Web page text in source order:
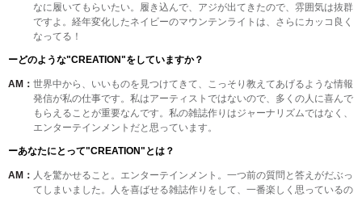
なに履いてもらいたい。履き込んで、アジが出てきたので、雰囲気は抜群
ですよ。経年変化したネイビーのマウンテンライトは、さらにカッコ良く
なってる！
ーどのような"CREATION"をしていますか？
AM： 世界中から、いいものを見つけてきて、こっそり教えてあげるような情報
発信が私の仕事です。私はアーティストではないので、多くの人に喜んで
もらえることが重要なんです。私の雑誌作りはジャーナリズムではなく、
エンターテインメントだと思っています。
ーあなたにとって"CREATION"とは？
AM： 人を驚かせること。エンターテインメント。一つ前の質問と答えがだぶっ
てしまいました。人を喜ばせる雑誌作りをして、一番楽しく思っているの